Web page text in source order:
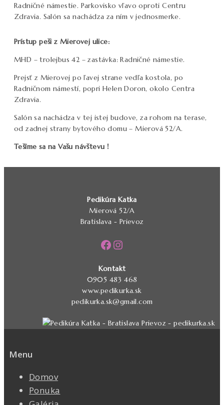
Radničné námestie. Parkovisko vľavo oproti Centru
Zdravia. Salón sa nachádza za ním v jednosmerke.
Prístup peši z Mierovej ulice:
MHD – trolejbus 42 – zastávka: Radničné námestie.
Prejsť z Mierovej po ľavej strane vedľa kostola, po
Radničnom námestí, popri Helen Doron, okolo Centra
Zdravia.
Salón sa nachádza v tej istej budove, za rohom na terase,
od zadnej strany bytového domu – Mierová 52/A.
Tešíme sa na Vašu návštevu !
Pedikúra Katka
Mierová 52/A
Bratislava - Prievoz
Facebook
Instagram
Kontakt
0905 483 468
www.pedikurka.sk
pedikurka.sk@gmail.com
Menu
Domov
Ponuka